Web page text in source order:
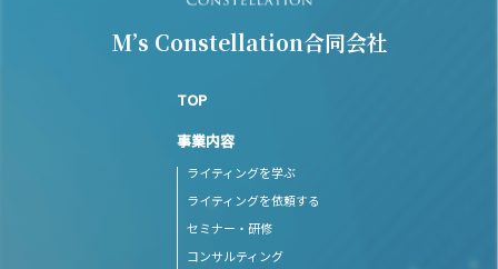
M’s Constellation合同会社
TOP
事業内容
ライティングを学ぶ
ライティングを依頼する
セミナー・研修
コンサルティング